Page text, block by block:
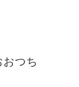
つち